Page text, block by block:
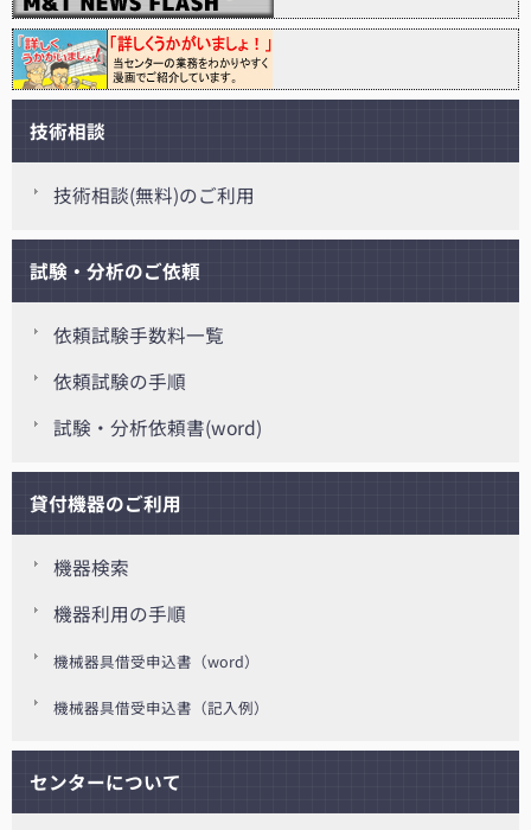
技術相談
技術相談(無料)のご利用
試験・分析のご依頼
依頼試験手数料一覧
依頼試験の手順
試験・分析依頼書(word)
貸付機器のご利用
機器検索
機器利用の手順
機械器具借受申込書（word）
機械器具借受申込書（記入例）
センターについて